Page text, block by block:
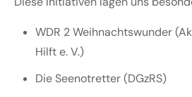
WDR 2 Weihnachtswunder
Hilft e. V.)
Die Seenotretter (DGzRS)